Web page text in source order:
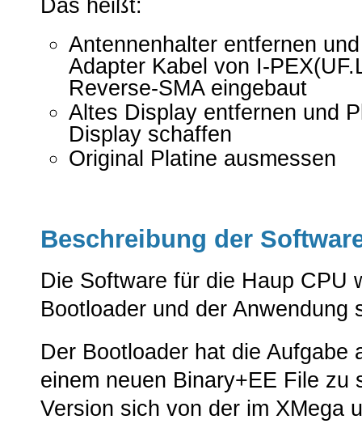
Antennenhalter entfernen
Adapter Kabel von I-
Reverse-SMA eingebaut
Altes Display entfernen und
Display schaffen
Original Platine ausmessen
Beschreibung der
Die Software für die Haup CPU
Bootloader und der Anwendung
Der Bootloader hat die Aufgabe
einem neuen Binary+EE File zu
Version sich von der im XMega